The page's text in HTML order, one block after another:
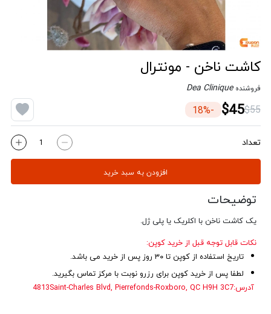
کاشت ناخن - مونترال
فروشنده Dea Clinique
$55
$45
-18%
تعداد
افزودن به سبد خرید
توضیحات
یک کاشت ناخن با اکلریک یا پلی ژل.
نکات قابل توجه قبل از خرید کوپن:
تاریخ استفاده از کوپن تا ۳۰ روز پس از خرید می باشد.
لطفا پس از خرید کوپن برای رزرو نوبت با مرکز تماس بگیرید.
آدرس:4813Saint-Charles Blvd, Pierrefonds-Roxboro, QC H9H 3C7